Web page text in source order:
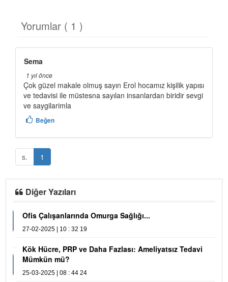
Yorumlar ( 1 )
Sema
1 yıl önce
Çok güzel makale olmuş sayın Erol hocamız kişilik yapısı
ve tedavisi ile müstesna sayılan insanlardan biridir sevgi
ve saygilarimla
Beğen
s. 1
Diğer Yazıları
Ofis Çalışanlarında Omurga Sağlığı...
27-02-2025 | 10 : 32 19
Kök Hücre, PRP ve Daha Fazlası: Ameliyatsız Tedavi
Mümkün mü?
25-03-2025 | 08 : 44 24